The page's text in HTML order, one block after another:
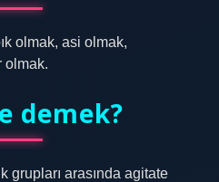
olmak, asi olmak,
olmak.
demek?
grupları arasında agitate